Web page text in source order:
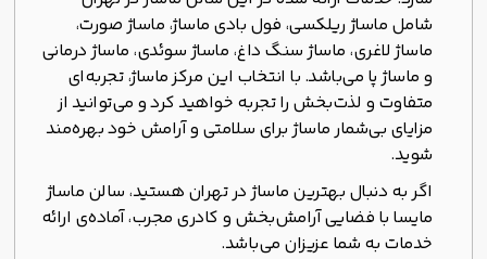
شامل ماساژ ریلکسی، فول بادی ماساژ، ماساژ صورت،
ماساژ لاغری، ماساژ سنگ داغ، ماساژ سوئدی، ماساژ درمانی
و ماساژ پا می‌باشد. با انتخاب این مرکز ماساژ، تجربه‌ای
متفاوت و لذت‌بخش را تجربه خواهید کرد و می‌توانید از
مزایای بی‌شمار ماساژ برای سلامتی و آرامش خود بهره‌مند
شوید.
اگر به دنبال بهترین ماساژ در تهران هستید، سالن ماساژ
مایسا با فضایی آرامش‌بخش و کادری مجرب، آماده‌ی ارائه
خدمات به شما عزیزان می‌باشد.